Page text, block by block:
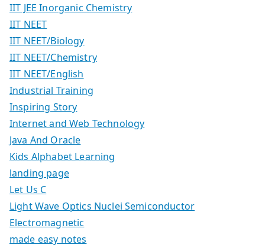
IIT JEE Inorganic Chemistry
IIT NEET
IIT NEET/Biology
IIT NEET/Chemistry
IIT NEET/English
Industrial Training
Inspiring Story
Internet and Web Technology
Java And Oracle
Kids Alphabet Learning
landing page
Let Us C
Light Wave Optics Nuclei Semiconductor
Electromagnetic
made easy notes